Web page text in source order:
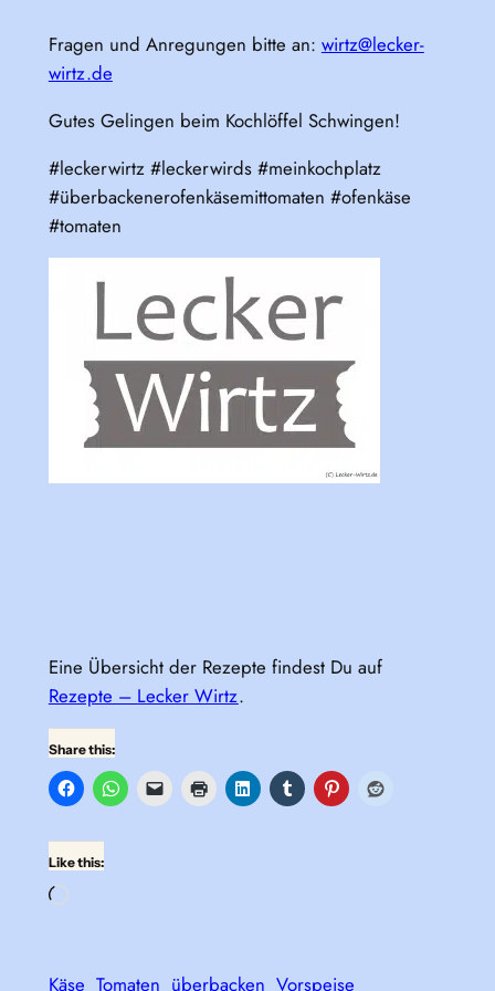
Fragen und Anregungen bitte an: wirtz@lecker-
wirtz.de
Gutes Gelingen beim Kochlöffel Schwingen!
#leckerwirtz #leckerwirds #meinkochplatz
#überbackenerofenkäsemittomaten #ofenkäse
#tomaten
Eine Übersicht der Rezepte findest Du auf
Rezepte – Lecker Wirtz.
Share this:
Like this:
Loading…
Käse Tomaten überbacken Vorspeise